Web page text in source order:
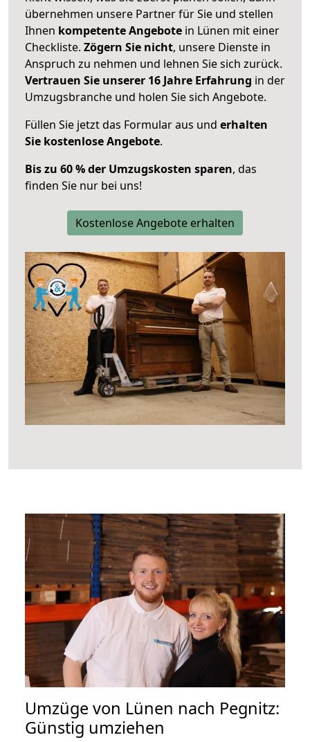
übernehmen unsere Partner für Sie und stellen
Ihnen kompetente Angebote in Lünen mit einer
Checkliste. Zögern Sie nicht, unsere Dienste in
Anspruch zu nehmen und lehnen Sie sich zurück.
Vertrauen Sie unserer 16 Jahre Erfahrung in der
Umzugsbranche und holen Sie sich Angebote.
Füllen Sie jetzt das Formular aus und erhalten
Sie kostenlose Angebote.
Bis zu 60 % der Umzugskosten sparen, das
finden Sie nur bei uns!
Kostenlose Angebote erhalten
Umzüge von Lünen nach Pegnitz:
Günstig umziehen